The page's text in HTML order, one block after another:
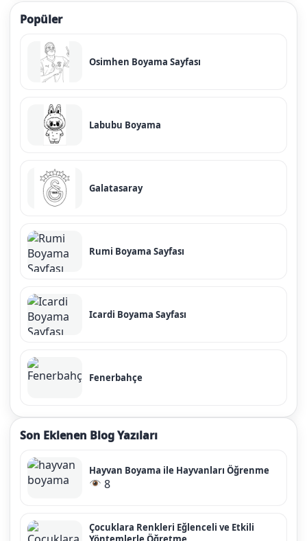
Popüler
Osimhen Boyama Sayfası
Labubu Boyama
Galatasaray
Rumi Boyama Sayfası
Icardi Boyama Sayfası
Fenerbahçe
Son Eklenen Blog Yazıları
Hayvan Boyama ile Hayvanları Öğrenme
8
Çocuklara Renkleri Eğlenceli ve Etkili